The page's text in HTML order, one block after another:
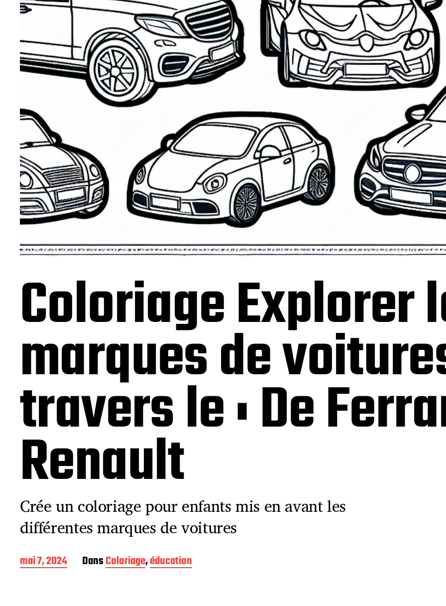
Coloriage Explorer
marques de
travers le : De
Renault
Crée un coloriage pour enfants mis en avant les
différentes marques de voitures
D
a
mai 7, 2024 DansColoriage,éducation